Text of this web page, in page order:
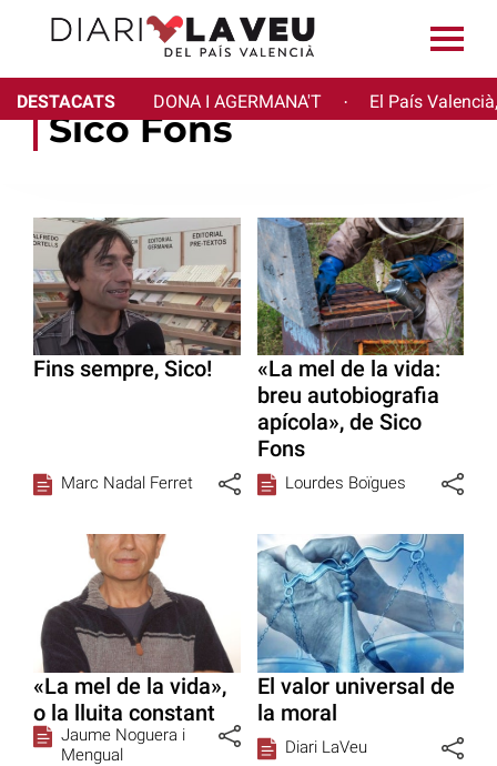
DESTACATS DONA I AGERMANA'T · El País
Sico Fons
Fins sempre, Sico!
Marc Nadal Ferret
«La mel de la vida:
breu autobiografia
apícola», de Sico
Fons
Lourdes Boïgues
«La mel de la vida»,
o la lluita constant
Jaume Noguera i
Mengual
El valor universal de
la moral
Diari LaVeu